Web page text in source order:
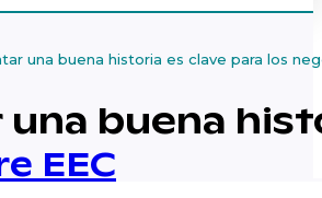
EEC
una buena historia es clave para los
una buena